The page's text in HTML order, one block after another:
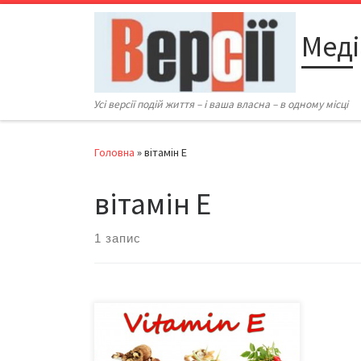
Перейти до вмісту
Усі версії подій життя – і ваша власна – в одному місці
Головна »вітамін Е
вітамін Е
1 запис
Витамін Е вважають «пігулкою від
старіння» й потужним
антиоксидантом, але тривале